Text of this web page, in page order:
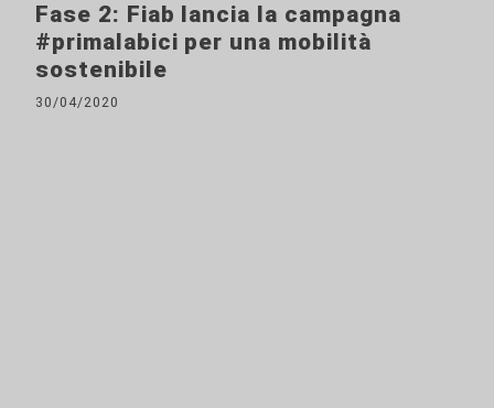
Fase 2: Fiab lancia la campagna
#primalabici per una mobilità
sostenibile
30/04/2020